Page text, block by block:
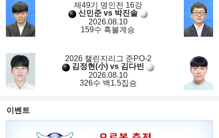
제49기 명인전 16강
신민준 vs 박진솔
2026.08.10
159수 흑불계승
2026 챌린지리그 준PO-2
김정현(小) vs 김다빈
2026.08.10
326수 백1.5집승
이벤트